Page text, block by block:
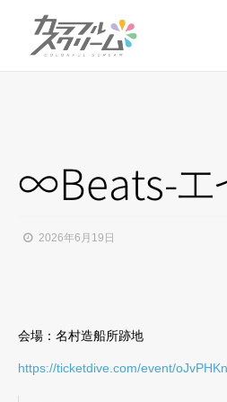
∞Beats-エ
2026年6月19日
会場：名村造船所跡地
https://ticketdive.com/event/